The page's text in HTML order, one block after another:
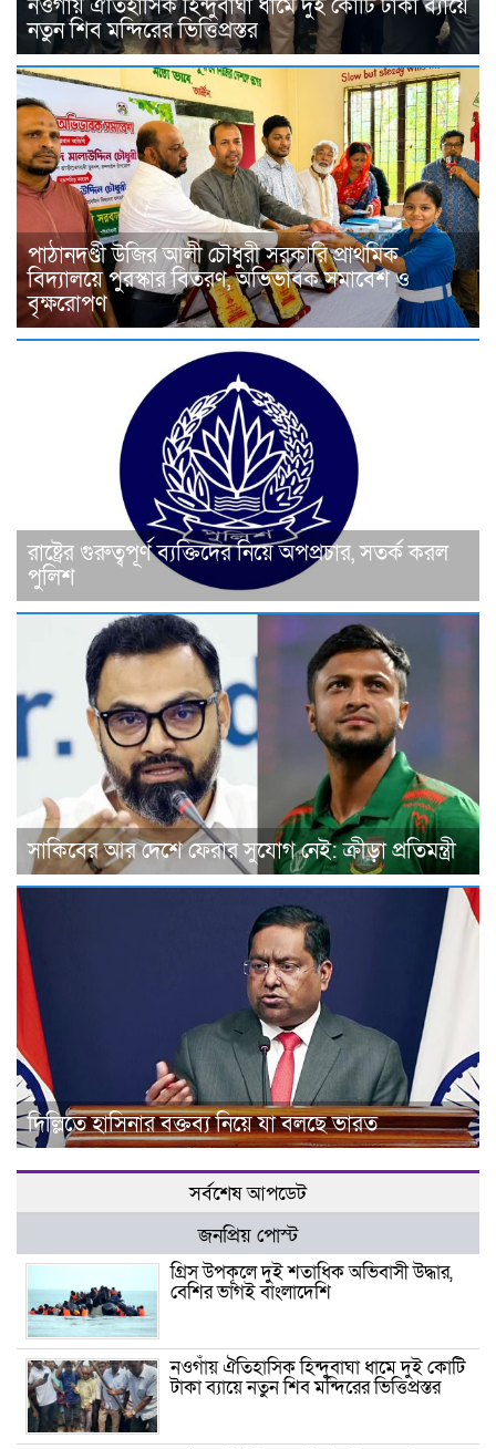
নওগাঁয় ঐতিহাসিক হিন্দুবাঘা ধামে দুই কোটি টাকা ব্যায়ে
নতুন শিব মন্দিরের ভিত্তিপ্রস্তর
পাঠানদণ্ডী উজির আলী চৌধুরী সরকারি প্রাথমিক
বিদ্যালয়ে পুরস্কার বিতরণ, অভিভাবক সমাবেশ ও
বৃক্ষরোপণ
রাষ্ট্রের গুরুত্বপূর্ণ ব্যক্তিদের নিয়ে অপপ্রচার, সতর্ক করল
পুলিশ
সাকিবের আর দেশে ফেরার সুযোগ নেই: ক্রীড়া প্রতিমন্ত্রী
দিল্লিতে হাসিনার বক্তব্য নিয়ে যা বলছে ভারত
সর্বশেষ আপডেট
জনপ্রিয় পোস্ট
গ্রিস উপকূলে দুই শতাধিক অভিবাসী উদ্ধার,
বেশির ভাগই বাংলাদেশি
নওগাঁয় ঐতিহাসিক হিন্দুবাঘা ধামে দুই কোটি
টাকা ব্যায়ে নতুন শিব মন্দিরের ভিত্তিপ্রস্তর